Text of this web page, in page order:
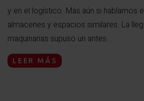
y en el logístico. Más aún si hablamos
almacenes y espacios similares. La
maquinarias supuso un antes...
LEER MÁS